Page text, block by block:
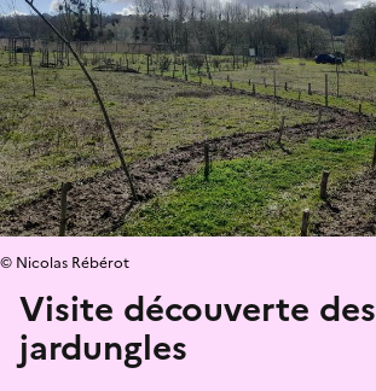
Visite découverte des
jardungles
© Nicolas Rébérot